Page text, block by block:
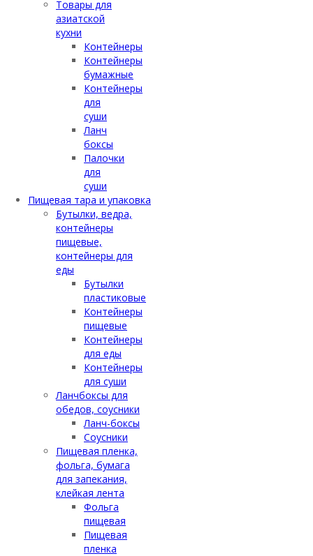
Товары для
азиатской
кухни
Контейнеры
Контейнеры
бумажные
Контейнеры
для
суши
Ланч
боксы
Палочки
для
суши
Пищевая тара и упаковка
Бутылки, ведра,
контейнеры
пищевые,
контейнеры для
еды
Бутылки
пластиковые
Контейнеры
пищевые
Контейнеры
для еды
Контейнеры
для суши
Ланчбоксы для
обедов, соусники
Ланч-боксы
Соусники
Пищевая пленка,
фольга, бумага
для запекания,
клейкая лента
Фольга
пищевая
Пищевая
пленка